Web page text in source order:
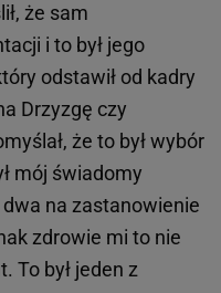
że sam
i to był jego
odstawił od kadry
Drzyzgę czy
że to był wybór
mój świadomy
na zastanowienie
zdrowie mi to nie
To był jeden z